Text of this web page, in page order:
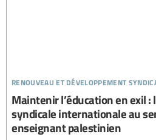
renouveau et développement
Maintenir l’éducation en exil :
syndicale internationale au
enseignant palestinien